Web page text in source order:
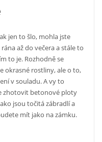
jen to šlo, mohla jste
až do večera a stále to
to je. Rozhodně se
okrasné rostliny, ale o to,
v souladu. A vy to
zhotovit betonové ploty
jsou točitá zábradlí a
mít jako na zámku.